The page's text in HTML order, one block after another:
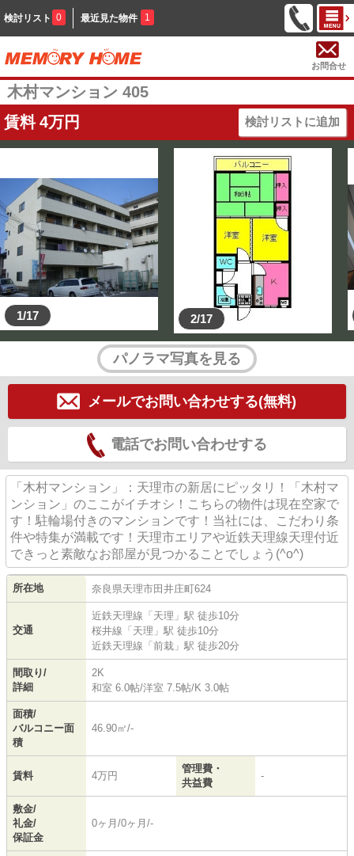
検討リスト 0 最近見た物件 1
お問合せ
木村マンション 405
賃料 4万円 検討リストに追加
1/17 2/17
パノラマ写真を見る
メールでお問い合わせする(無料)
電話でお問い合わせする
「木村マンション」：天理市の新居にピッタリ！「木村マ
ンション」のここがイチオシ！こちらの物件は現在空家で
す！駐輪場付きのマンションです！当社には、こだわり条
件や特集が満載です！天理市エリアや近鉄天理線天理付近
できっと素敵なお部屋が見つかることでしょう(^o^)
所在地 奈良県天理市田井庄町624
交通
近鉄天理線 「 天理 」駅 徒歩10分
桜井線 「 天理 」駅 徒歩10分
近鉄天理線 「 前栽 」駅 徒歩20分
間取り/
詳細
2K
和室 6.0帖/洋室 7.5帖/K 3.0帖
面積/
バルコニー面
積
46.90㎡/-
賃料 4万円
管理費・
共益費
-
敷金/
礼金/
保証金
0ヶ月/0ヶ月/-